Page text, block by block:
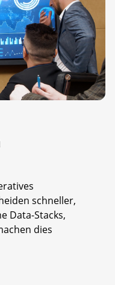
schneller,
Data-Stacks,
dies